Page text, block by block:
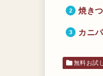
焼き
カニ
無料お試